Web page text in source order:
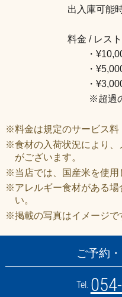
出入庫可能
料金 / レス
・
・¥5,000
・¥3,000
※超過の
※料金は規定のサービス料
※食材の入荷状況により、
がございます。
※当店では、国産米を使用
※アレルギー食材がある場
い。
※掲載の写真はイメージで
ご予約
Tel.